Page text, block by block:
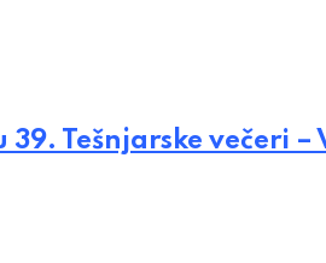
39. Tešnjarske večeri